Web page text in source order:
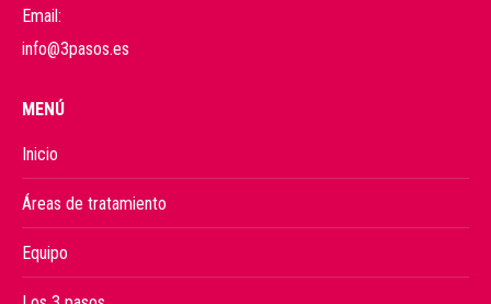
Email:
info@3pasos.es
MENÚ
Inicio
Áreas de tratamiento
Equipo